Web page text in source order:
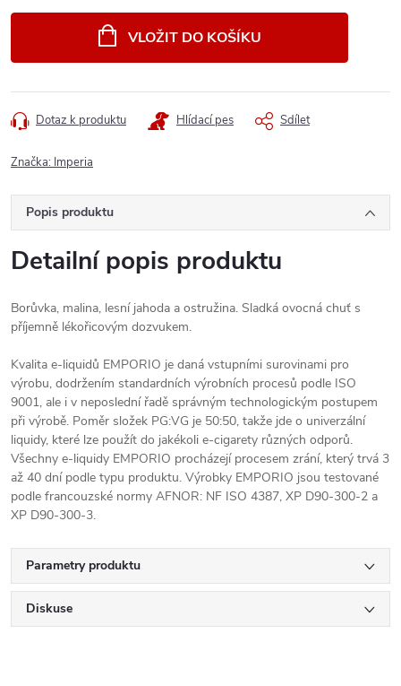
VLOŽIT DO KOŠÍKU
Dotaz k produktu Hlídací pes Sdílet
Značka: Imperia
Popis produktu
Detailní popis produktu
Borůvka, malina, lesní jahoda a ostružina. Sladká ovocná chuť s
příjemně lékořicovým dozvukem.
Kvalita e-liquidů EMPORIO je daná vstupními surovinami pro
výrobu, dodržením standardních výrobních procesů podle ISO
9001, ale i v neposlední řadě správným technologickým postupem
při výrobě. Poměr složek PG:VG je 50:50, takže jde o univerzální
liquidy, které lze použít do jakékoli e-cigarety různých odporů.
Všechny e-liquidy EMPORIO procházejí procesem zrání, který trvá 3
až 40 dní podle typu produktu. Výrobky EMPORIO jsou testované
podle francouzské normy AFNOR: NF ISO 4387, XP D90-300-2 a
XP D90-300-3.
Parametry produktu
Diskuse